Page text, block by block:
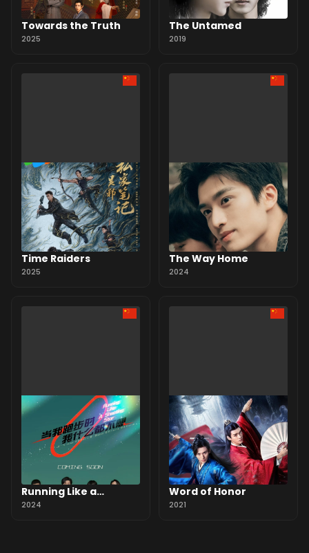
Towards the Truth
2025
The Untamed
2019
Time Raiders
2025
The Way Home
2024
Running Like a
Shooting Star
2024
Word of Honor
2021